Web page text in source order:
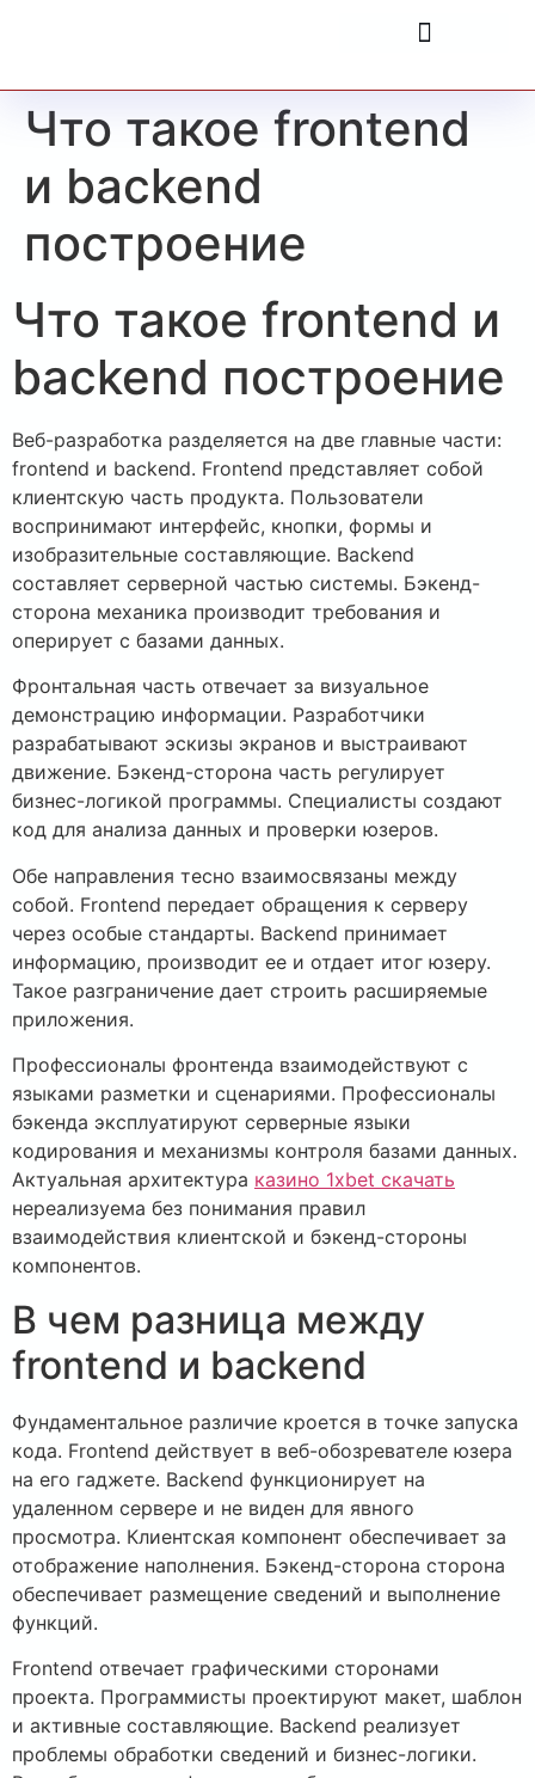
Что такое frontend
и backend
построение
Что такое frontend и
backend построение
Веб-разработка разделяется на две главные части:
frontend и backend. Frontend представляет собой
клиентскую часть продукта. Пользователи
воспринимают интерфейс, кнопки, формы и
изобразительные составляющие. Backend
составляет серверной частью системы. Бэкенд-
сторона механика производит требования и
оперирует с базами данных.
Фронтальная часть отвечает за визуальное
демонстрацию информации. Разработчики
разрабатывают эскизы экранов и выстраивают
движение. Бэкенд-сторона часть регулирует
бизнес-логикой программы. Специалисты создают
код для анализа данных и проверки юзеров.
Обе направления тесно взаимосвязаны между
собой. Frontend передает обращения к серверу
через особые стандарты. Backend принимает
информацию, производит ее и отдает итог юзеру.
Такое разграничение дает строить расширяемые
приложения.
Профессионалы фронтенда взаимодействуют с
языками разметки и сценариями. Профессионалы
бэкенда эксплуатируют серверные языки
кодирования и механизмы контроля базами данных.
Актуальная архитектура казино 1xbet скачать
нереализуема без понимания правил
взаимодействия клиентской и бэкенд-стороны
компонентов.
В чем разница между
frontend и backend
Фундаментальное различие кроется в точке запуска
кода. Frontend действует в веб-обозревателе юзера
на его гаджете. Backend функционирует на
удаленном сервере и не виден для явного
просмотра. Клиентская компонент обеспечивает за
отображение наполнения. Бэкенд-сторона сторона
обеспечивает размещение сведений и выполнение
функций.
Frontend отвечает графическими сторонами
проекта. Программисты проектируют макет, шаблон
и активные составляющие. Backend реализует
проблемы обработки сведений и бизнес-логики.